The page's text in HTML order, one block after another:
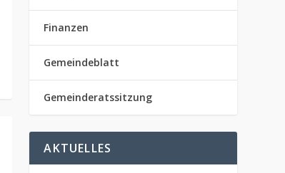
Finanzen
Gemeindeblatt
Gemeinderatssitzung
AKTUELLES